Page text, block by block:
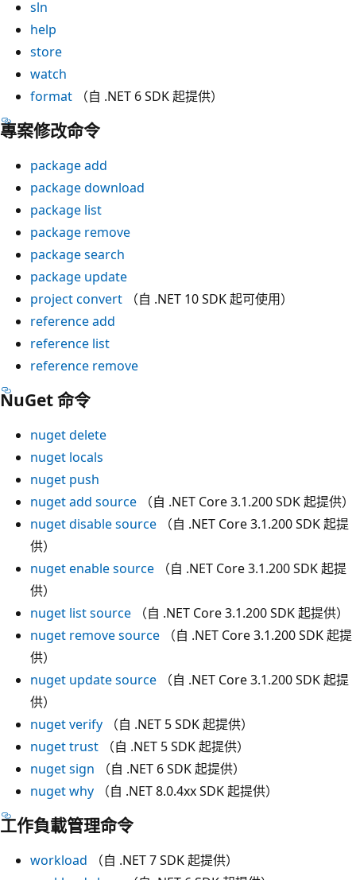
sln
help
store
watch
format （自 .NET 6 SDK 起提供）
專案修改命令
package add
package download
package list
package remove
package search
package update
project convert （自 .NET 10 SDK 起可使用）
reference add
reference list
reference remove
NuGet 命令
nuget delete
nuget locals
nuget push
nuget add source （自 .NET Core 3.1.200 SDK 起提供）
nuget disable source （自 .NET Core 3.1.200 SDK 起提
供）
nuget enable source （自 .NET Core 3.1.200 SDK 起提
供）
nuget list source （自 .NET Core 3.1.200 SDK 起提供）
nuget remove source （自 .NET Core 3.1.200 SDK 起提
供）
nuget update source （自 .NET Core 3.1.200 SDK 起提
供）
nuget verify （自 .NET 5 SDK 起提供）
nuget trust （自 .NET 5 SDK 起提供）
nuget sign （自 .NET 6 SDK 起提供）
nuget why （自 .NET 8.0.4xx SDK 起提供）
工作負載管理命令
workload （自 .NET 7 SDK 起提供）